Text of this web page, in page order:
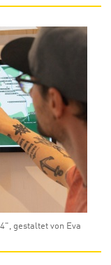
gestaltet von Eva